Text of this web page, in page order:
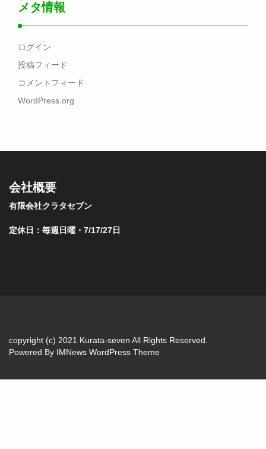
メタ情報
ログイン
投稿フィード
コメントフィード
WordPress.org
会社概要
有限会社クラタセブン
定休日：毎週日曜・7/17/27日
copyright (c) 2021 Kurata-seven All Rights Reserved.
Powered By IMNews WordPress Theme